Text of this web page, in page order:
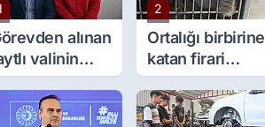
alınan
valinin
sürpriz
görev
2
Ortalığı birbirine
katan firari
maymun, kadını
yaraladı